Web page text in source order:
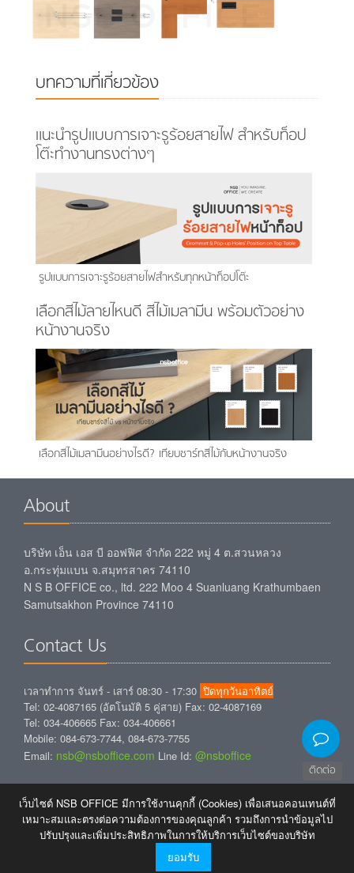
เว็บไซต์ NSB OFFICE มีการใช้งานคุกกี้ (Cookies) เพื่อเสนอคอนเทนต์ที่
เหมาะสมและตรงต่อความต้องการของคุณลูกค้า รวมถึงการนำข้อมูลไป
ปรับปรุงและเพิ่มประสิทธิภาพในการให้บริการเว็บไซต์ของบริษัท
ยอมรับ
ติดต่อ
บทความที่เกี่ยวข้อง
แนะนำรูปแบบการเจาะรูร้อยสายไฟ สำหรับท็อป
โต๊ะทำงานทรงต่างๆ
รูปแบบการเจาะรูร้อยสายไฟสำหรับทุกหน้าท็อปโต๊ะ
เลือกสีไม้ลายไหนดี สีไม้เมลามีน พร้อมตัวอย่าง
หน้างานจริง
เลือกสีไม้เมลามีนอย่างไรดี? เทียบชาร์ทสีไม้กับหน้างานจริง
About
บริษัท เอ็น เอส บี ออฟฟิศ จำกัด 222 หมู่ 4 ต.สวนหลวง
อ.กระทุ่มแบน จ.สมุทรสาคร 74110
N S B OFFICE co., ltd. 222 Moo 4 Suanluang Krathumbaen
Samutsakhon Province 74110
Contact Us
เวลาทำการ จันทร์ - เสาร์ 08:30 - 17:30 ปิดทุกวันอาทิตย์
Tel: 02-4087165 (อัตโนมัติ 5 คู่สาย) Fax: 02-4087169
Tel: 034-406665 Fax: 034-406661
Mobile: 084-673-7744, 084-673-7755
Email: nsb@nsboffice.com Line Id: @nsboffice
Free E-Newsletter